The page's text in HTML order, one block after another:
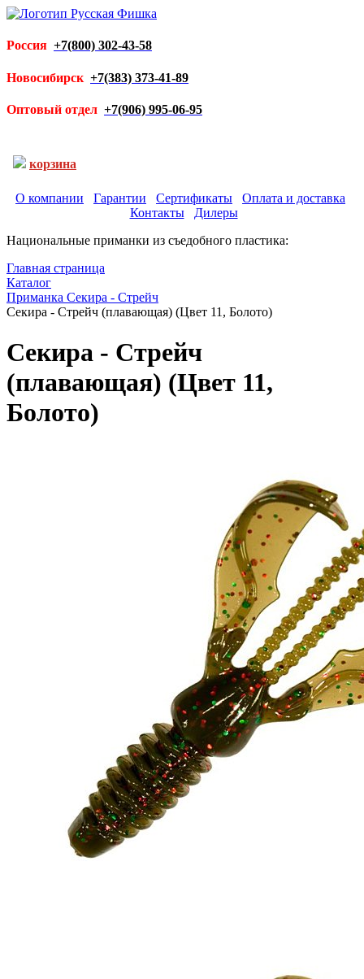
Россия +7(800) 302-43-58
Новосибирск +7(383) 373-41-89
Оптовый отдел +7(906) 995-06-95
корзина
О компании Гарантии Сертификаты
Оплата и доставка
Контакты
Дилеры
Национальные приманки из съедобного пластика:
Главная страница
Каталог
Приманка Секира - Стрейч
Секира - Стрейч (плавающая) (Цвет 11, Болото)
Секира - Стрейч
(плавающая) (Цвет 11,
Болото)